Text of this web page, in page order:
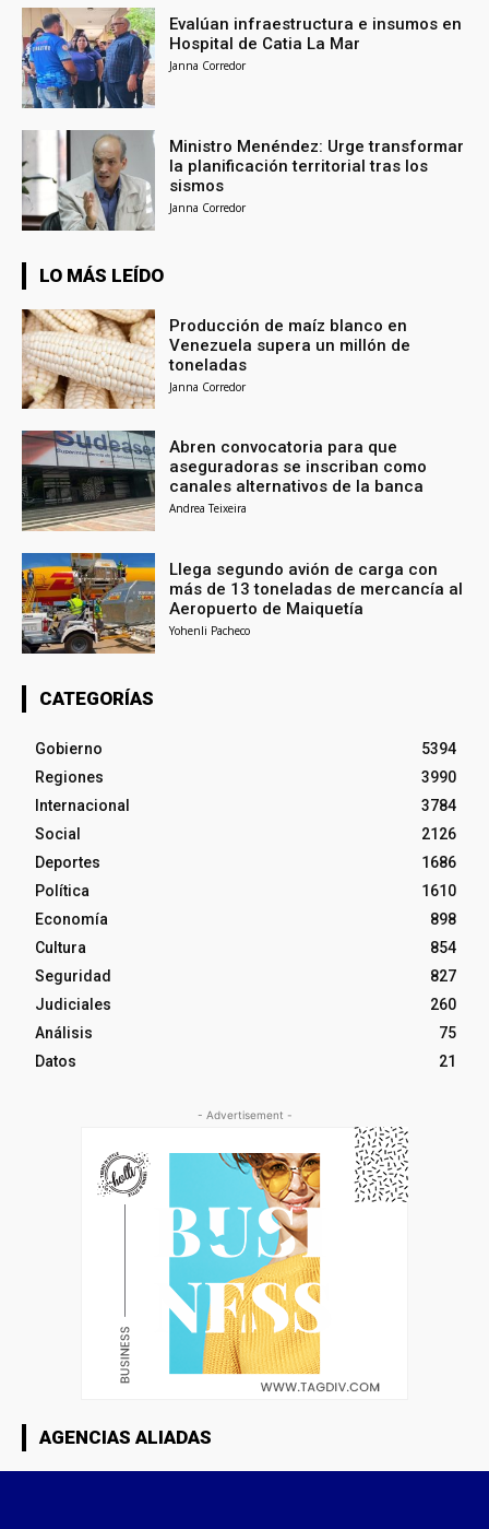
Evalúan infraestructura e insumos en
Hospital de Catia La Mar
Janna Corredor
Ministro Menéndez: Urge transformar
la planificación territorial tras los
sismos
Janna Corredor
LO MÁS LEÍDO
Producción de maíz blanco en
Venezuela supera un millón de
toneladas
Janna Corredor
Abren convocatoria para que
aseguradoras se inscriban como
canales alternativos de la banca
Andrea Teixeira
Llega segundo avión de carga con
más de 13 toneladas de mercancía al
Aeropuerto de Maiquetía
Yohenli Pacheco
CATEGORÍAS
Gobierno
5394
Regiones
3990
Internacional
3784
Social
2126
Deportes
1686
Política
1610
Economía
898
Cultura
854
Seguridad
827
Judiciales
260
Análisis
75
Datos
21
- Advertisement -
AGENCIAS ALIADAS